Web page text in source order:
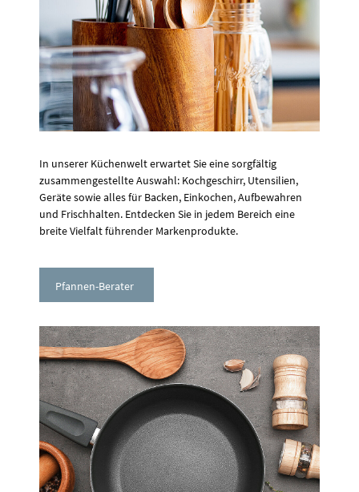
In unserer Küchenwelt erwartet Sie eine sorgfältig
zusammengestellte Auswahl: Kochgeschirr, Utensilien,
Geräte sowie alles für Backen, Einkochen, Aufbewahren
und Frischhalten. Entdecken Sie in jedem Bereich eine
breite Vielfalt führender Markenprodukte.
Pfannen-Berater